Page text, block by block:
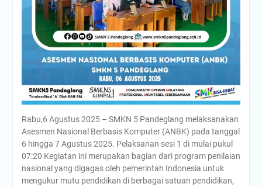
Rabu,6 Agustus 2025 – SMKN 5 Pandeglang melaksanakan
Asesmen Nasional Berbasis Komputer (ANBK) pada tanggal
6 hingga 7 Agustus 2025. Pelaksanan sesi 1 di mulai pukul
07:20 Kegiatan ini merupakan bagian dari program penilaian
nasional yang digagas oleh pemerintah Indonesia untuk
mengukur mutu pendidikan di berbagai satuan pendidikan,